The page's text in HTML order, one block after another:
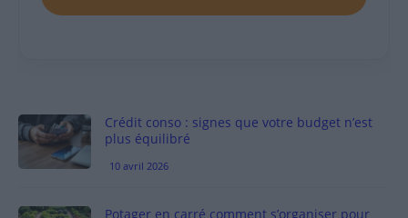
Crédit conso : signes que votre budget n’est
plus équilibré
10 avril 2026
Potager en carré comment s’organiser pour